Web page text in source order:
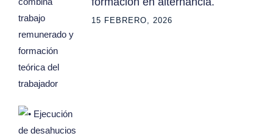
15 FEBRERO, 2026